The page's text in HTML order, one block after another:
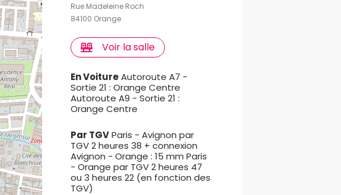
Rue Madeleine Roch
84100 Orange
Voir la salle
En VoitureAutoroute A7 -
Sortie 21 : Orange Centre
Autoroute A9 - Sortie 21 :
Orange Centre
Par TGVParis - Avignon par
TGV 2 heures 38 + connexion
Avignon - Orange : 15 mm Paris
- Orange par TGV 2 heures 47
ou 3 heures 22 (en fonction des
TGV)